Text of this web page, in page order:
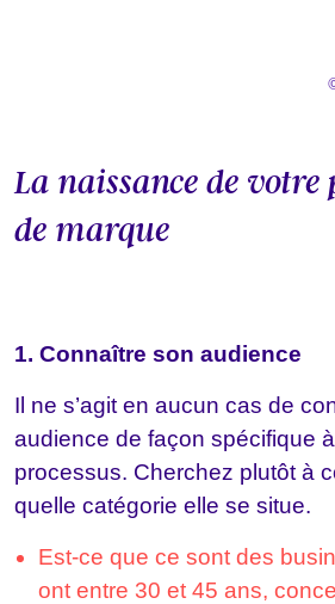
La naissance de
de marque
1. Connaître son audience
Il ne s’agit en aucun cas de
audience de façon spécifique
processus. Cherchez plutôt à
quelle catégorie elle se situe.
Est-ce que ce sont des
ont entre 30 et 45 ans,